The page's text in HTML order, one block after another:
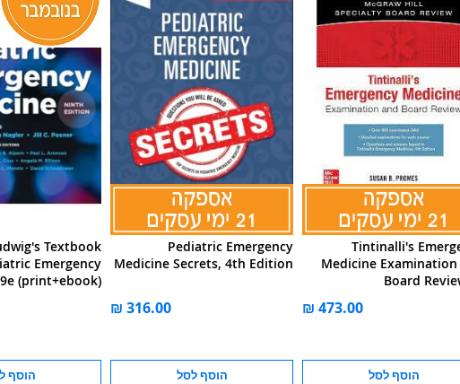
Textbook
Emergency
(print+ebook)
הוסף
Pediatric Emergency
Medicine Secrets, 4th Edition
הוסף לסל
Tintinalli's
Medicine Examination
Board
הוסף לסל